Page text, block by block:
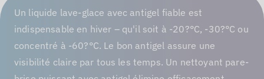
Un liquide lave-glace avec antigel fiable est
indispensable en hiver – qu'il soit à -20?°C, -30?°C ou
concentré à -60?°C. Le bon antigel assure une
visibilité claire par tous les temps. Un nettoyant pare-